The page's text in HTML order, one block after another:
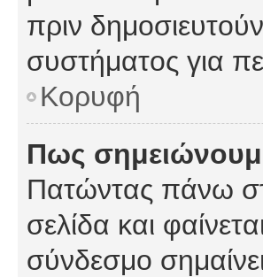
πριν
συστήματος για
Κορυφή
Πως
Πατώντας πάνω
σελίδα και
σύνδεσμο